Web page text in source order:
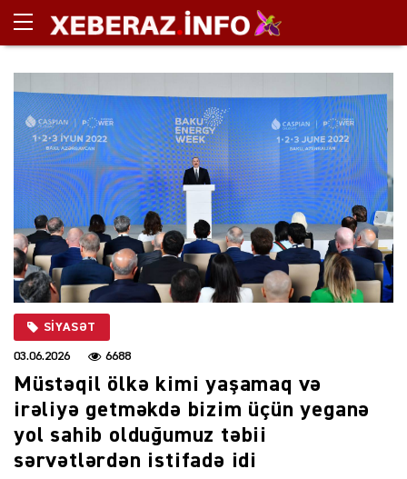
SIYASƏT
03.06.2026 6688
Müstəqil ölkə kimi yaşamaq və
irəliyə getməkdə bizim üçün yeganə
yol sahib olduğumuz təbii
sərvətlərdən istifadə idi